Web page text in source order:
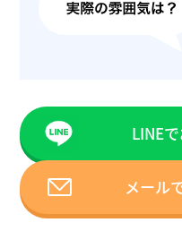
LINE
メール